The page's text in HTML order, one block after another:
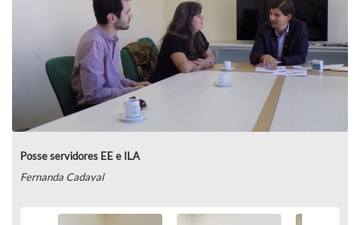
Posse servidores EE e ILA
Fernanda Cadaval